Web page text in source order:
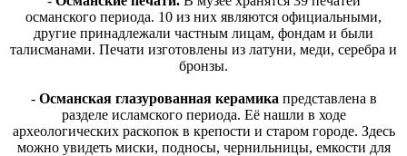
османского периода. 10 из них являются официальными,
другие принадлежали частным лицам, фондам и были
талисманами. Печати изготовлены из латуни, меди, серебра и
бронзы.
- Османская глазурованная керамикапредставлена в
разделе исламского периода. Её нашли в ходе
археологических раскопок в крепости и старом городе. Здесь
можно увидеть миски, подносы, чернильницы, емкости для